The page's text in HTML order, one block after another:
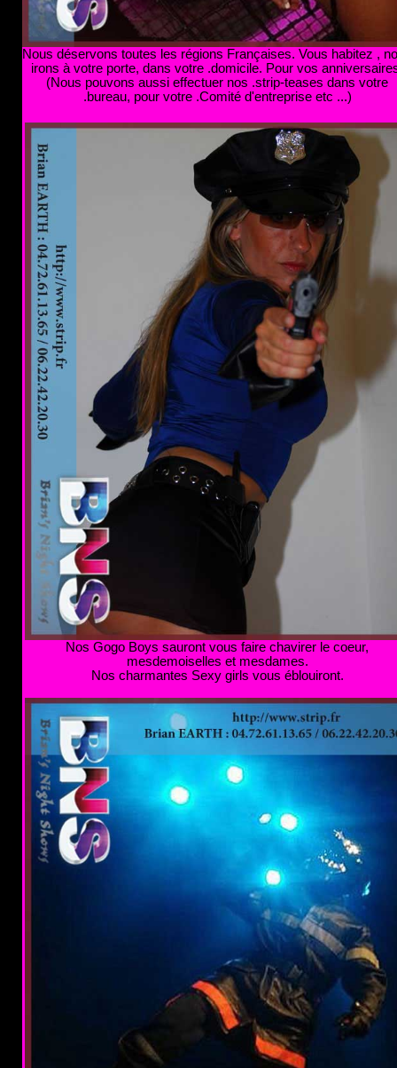
Nous déservons toutes les régions Françaises. Vous habitez ,
irons à votre porte, dans votre .domicile. Pour vos
(Nous pouvons aussi effectuer nos .strip-teases dans votre
.bureau, pour votre .Comité d'entreprise etc ...)
Nos Gogo Boys sauront vous faire chavirer le coeur,
mesdemoiselles et mesdames.
Nos charmantes Sexy girls vous éblouiront.